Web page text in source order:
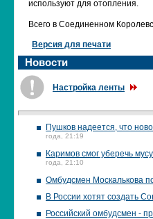
используют для отопления.
Всего в Соединенном
Версия для печати
Новости
Настройка ленты
Пушков надеется, что
года, 21:19
Каримов смог уберечь
года, 21:10
Омбудсмен Москалькова
В России хотят создать
Российский омбудсмен -